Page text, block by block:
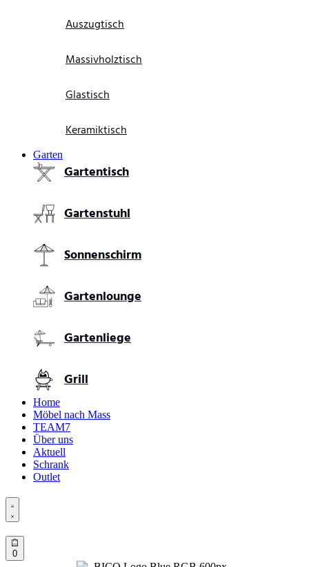
Auszugtisch
Massivholztisch
Glastisch
Keramiktisch
Garten
Gartentisch
Gartenstuhl
Sonnenschirm
Gartenlounge
Gartenliege
Grill
Home
Möbel nach Mass
TEAM7
Über uns
Aktuell
Schrank
Outlet
Open
Account
details
0Open
cart